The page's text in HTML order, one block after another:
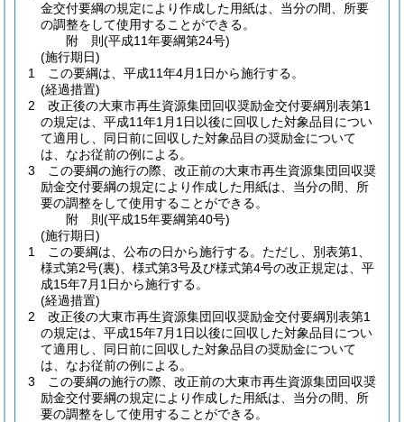
金交付要綱の規定により作成した用紙は、当分の間、所要
の調整をして使用することができる。
附 則(平成11年要綱第24号)
(施行期日)
1
この要綱は、平成11年4月1日から施行する。
(経過措置)
2
改正後の大東市再生資源集団回収奨励金交付要綱別表第1
の規定は、平成11年1月1日以後に回収した対象品目につい
て適用し、同日前に回収した対象品目の奨励金について
は、なお従前の例による。
3
この要綱の施行の際、改正前の大東市再生資源集団回収奨
励金交付要綱の規定により作成した用紙は、当分の間、所
要の調整をして使用することができる。
附 則(平成15年要綱第40号)
(施行期日)
1
この要綱は、公布の日から施行する。 ただし、別表第1、
様式第2号(裏) 、様式第3号及び様式第4号の改正規定は、平
成15年7月1日から施行する。
(経過措置)
2
改正後の大東市再生資源集団回収奨励金交付要綱別表第1
の規定は、平成15年7月1日以後に回収した対象品目につい
て適用し、同日前に回収した対象品目の奨励金について
は、なお従前の例による。
3
この要綱の施行の際、改正前の大東市再生資源集団回収奨
励金交付要綱の規定により作成した用紙は、当分の間、所
要の調整をして使用することができる。